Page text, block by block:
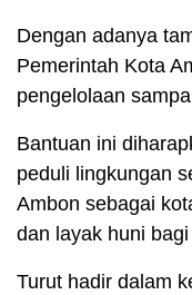
Dengan adanya
Pemerintah Kota
pengelolaan
Bantuan ini
peduli lingkungan
Ambon sebagai
dan layak huni
Turut hadir dalam